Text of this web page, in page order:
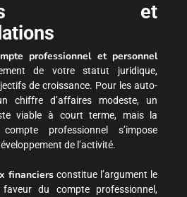
et
professionnel et personnel
de votre statut juridique,
de croissance. Pour les auto-
chiffre d’affaires modeste, un
viable à court terme, mais la
professionnel s’impose
de l’activité.
financiers constitue l’argument le
du compte professionnel,